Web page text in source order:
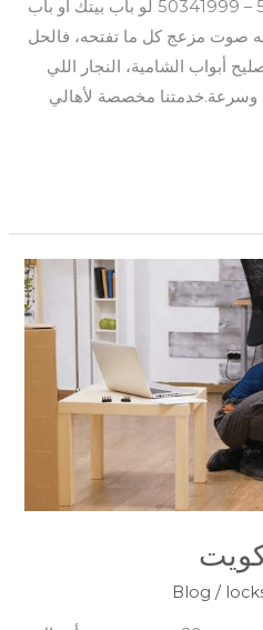
الاتصال والواتساب: 50341888 – 50341999 لو باب بيتك أو باب
صوت مزعج كل ما تفتحه، فالحل
أبواب الشامية، النجار اللي
وسرعة.خدمتنا مخصصة لأهالي
Blog /